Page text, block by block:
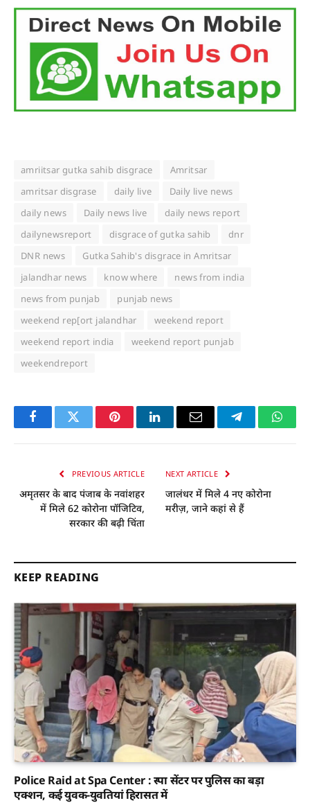
amriitsar gutka sahib disgrace
Amritsar
amritsar disgrase
daily live
Daily live news
daily news
Daily news live
daily news report
dailynewsreport
disgrace of gutka sahib
dnr
DNR news
Gutka Sahib's disgrace in Amritsar
jalandhar news
know where
news from india
news from punjab
punjab news
weekend rep[ort jalandhar
weekend report
weekend report india
weekend report punjab
weekendreport
FacebookTwitter PinterestLinkedInEmail Telegram
PREVIOUS ARTICLE
अमृतसर के बाद पंजाब के नवांशहर
में मिले 62 कोरोना पॉजिटिव,
सरकार की बढ़ी चिंता
NEXT ARTICLE
जालंधर में मिले 4 नए कोरोना
मरीज़, जाने कहां से हैं
KEEP READING
Police Raid at Spa Center : स्पा सेंटर पर पुलिस का बड़ा
एक्शन, कई युवक-युवतियां हिरासत में